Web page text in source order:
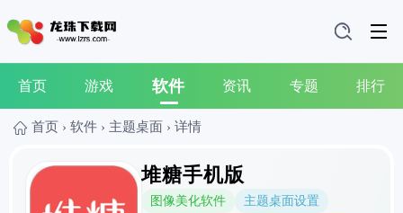
首页 游戏 软件 资讯 专题 排行
首页 › 软件 › 主题桌面 › 详情
堆糖手机版
图像美化软件
主题桌面设置